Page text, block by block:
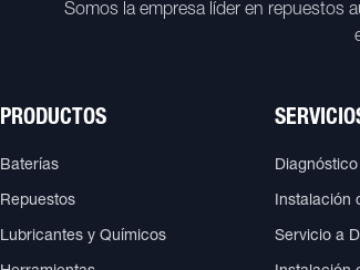
Somos la empresa líder en repuestos
PRODUCTOS
Baterías
Repuestos
Lubricantes y Químicos
Instalación
Servicio a